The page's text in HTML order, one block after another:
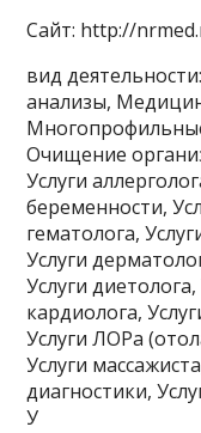
Сайт: http://
вид
анализы,
Очищение
Услуги
беременности,
гематолога,
Услуги
Услуги
кардиолога,
Услуги ЛОРа
Услуги
диагностики,
У